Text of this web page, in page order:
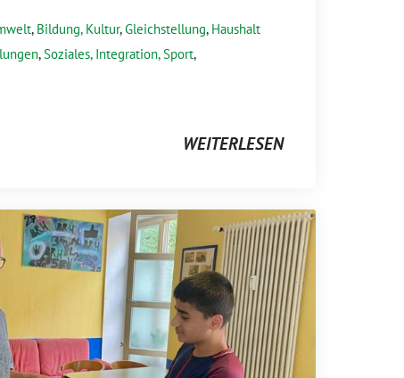
, Bildung, Kultur,Gleichstellung, Haushalt
,Soziales, Integration, Sport,
WEITERLESEN